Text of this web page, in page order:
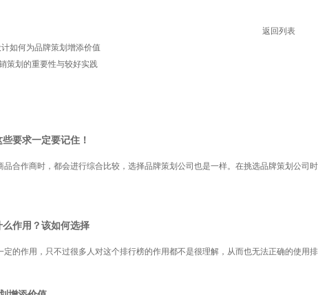
返回列表
如何为品牌策划增添价值
策划的重要性与较好实践
要求一定要记住！
品合作商时，都会进行综合比较，选择品牌策划公司也是一样。在挑选品牌策划公
作用？该如何选择
的作用，只不过很多人对这个排行榜的作用都不是很理解，从而也无法正确的使用